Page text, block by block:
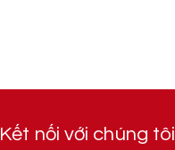
Kết nối với chúng tôi